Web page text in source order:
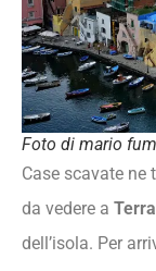
Foto di mario
Case scavate
da vedere a
dell’isola. Per